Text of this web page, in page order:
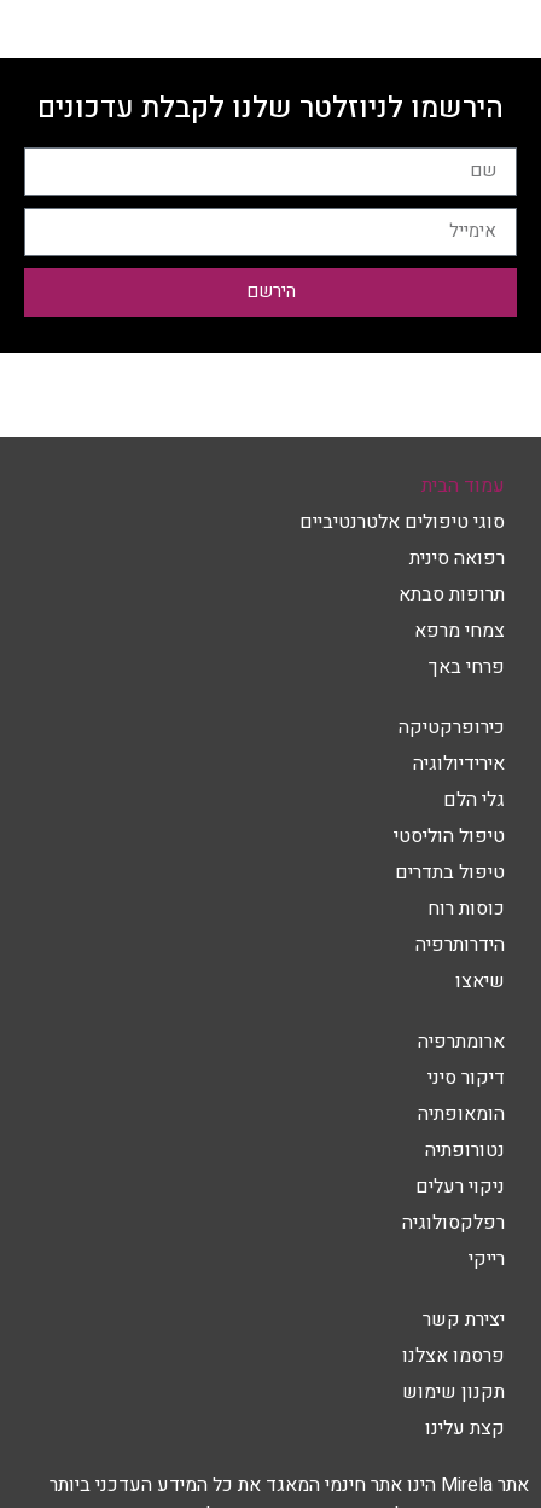
הירשמו לניוזלטר שלנו לקבלת עדכונים
הירשם
עמוד הבית
סוגי טיפולים אלטרנטיביים
רפואה סינית
תרופות סבתא
צמחי מרפא
פרחי באך
כירופרקטיקה
אירידיולוגיה
גלי הלם
טיפול הוליסטי
טיפול בתדרים
כוסות רוח
הידרותרפיה
שיאצו
ארומתרפיה
דיקור סיני
הומאופתיה
נטורופתיה
ניקוי רעלים
רפלקסולוגיה
רייקי
יצירת קשר
פרסמו אצלנו
תקנון שימוש
קצת עלינו
אתר Mirela הינו אתר חינמי המאגד את כל המידע העדכני ביותר